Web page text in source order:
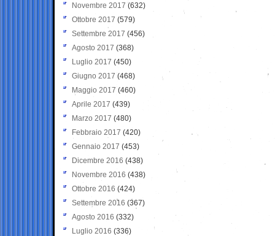
Novembre 2017 (632)
Ottobre 2017 (579)
Settembre 2017 (456)
Agosto 2017 (368)
Luglio 2017 (450)
Giugno 2017 (468)
Maggio 2017 (460)
Aprile 2017 (439)
Marzo 2017 (480)
Febbraio 2017 (420)
Gennaio 2017 (453)
Dicembre 2016 (438)
Novembre 2016 (438)
Ottobre 2016 (424)
Settembre 2016 (367)
Agosto 2016 (332)
Luglio 2016 (336)